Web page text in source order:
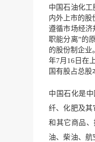
中国石油化
内外上市的股
遵循市场经济
职能分离”的
的股份制企业
年7月16日在
国有股占总股
中国石化是
纤、化肥及其
和其它商品
油、柴油、航